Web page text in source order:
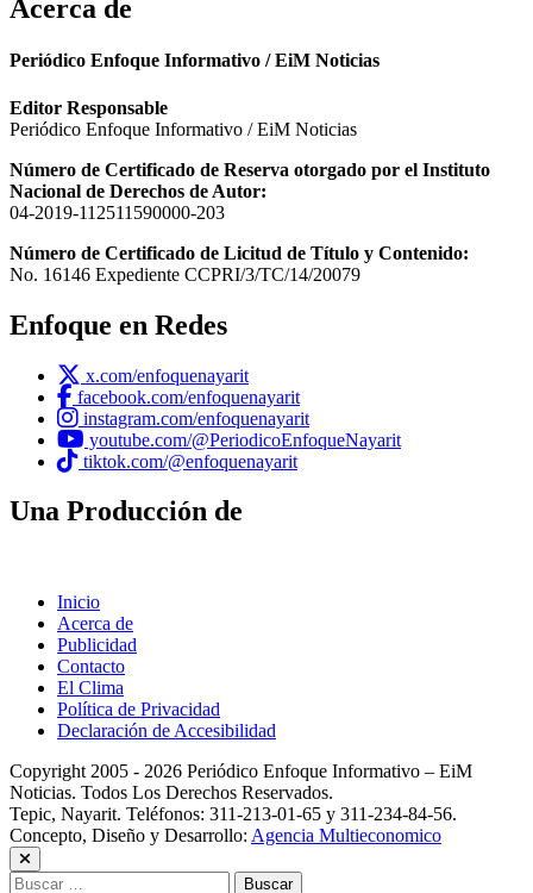
Acerca de
Periódico Enfoque Informativo / EiM Noticias
Editor Responsable
Periódico Enfoque Informativo / EiM Noticias
Número de Certificado de Reserva otorgado por el Instituto
Nacional de Derechos de Autor:
04-2019-112511590000-203
Número de Certificado de Licitud de Título y Contenido:
No. 16146 Expediente CCPRI/3/TC/14/20079
Enfoque en Redes
x.com/enfoquenayarit
facebook.com/enfoquenayarit
instagram.com/enfoquenayarit
youtube.com/@PeriodicoEnfoqueNayarit
tiktok.com/@enfoquenayarit
Una Producción de
Inicio
Acerca de
Publicidad
Contacto
El Clima
Política de Privacidad
Declaración de Accesibilidad
Copyright 2005 - 2026 Periódico Enfoque Informativo – EiM
Noticias. Todos Los Derechos Reservados.
Tepic, Nayarit. Teléfonos: 311-213-01-65 y 311-234-84-56.
Concepto, Diseño y Desarrollo: Agencia Multieconomico
Buscar: